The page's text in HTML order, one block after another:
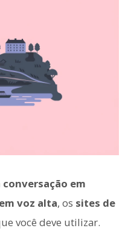
em
voz alta, os sites de
você deve utilizar.